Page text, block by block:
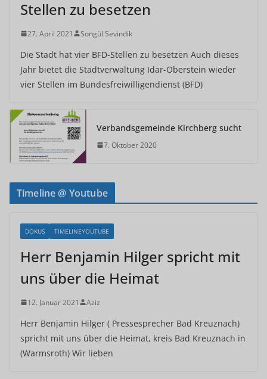
Stellen zu besetzen
27. April 2021 Songül Sevindik
Die Stadt hat vier BFD-Stellen zu besetzen Auch dieses
Jahr bietet die Stadtverwaltung Idar-Oberstein wieder
vier Stellen im Bundesfreiwilligendienst (BFD)
Verbandsgemeinde Kirchberg sucht
7. Oktober 2020
Timeline @ Youtube
DOKUS TIMELINEYOUTUBE
Herr Benjamin Hilger spricht mit
uns über die Heimat
12. Januar 2021 Aziz
Herr Benjamin Hilger ( Pressesprecher Bad Kreuznach)
spricht mit uns über die Heimat, kreis Bad Kreuznach in
(Warmsroth) Wir lieben